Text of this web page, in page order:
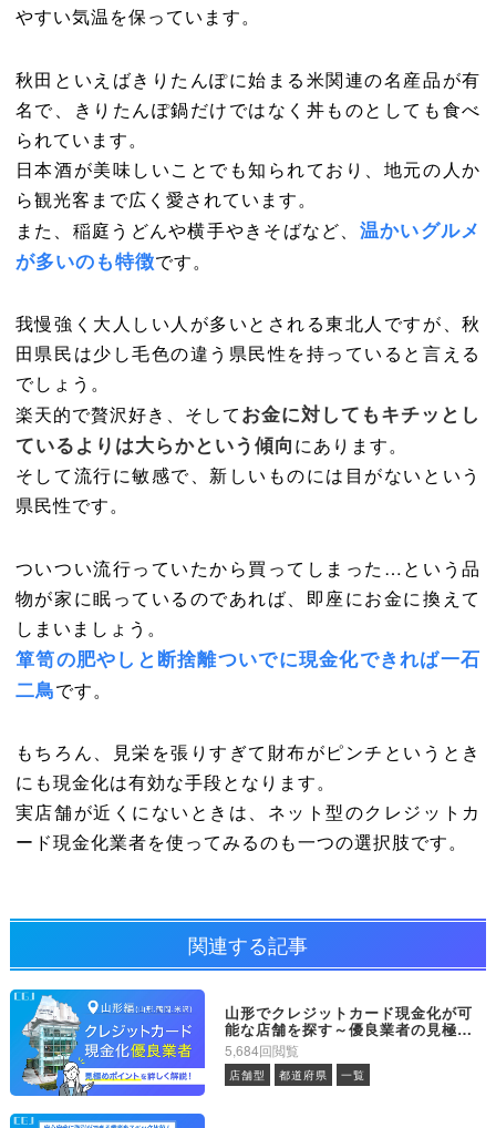
やすい気温を保っています。
秋田といえばきりたんぽに始まる米関連の名産品が有
名で、きりたんぽ鍋だけではなく丼ものとしても食べ
られています。
日本酒が美味しいことでも知られており、地元の人か
ら観光客まで広く愛されています。
また、稲庭うどんや横手やきそばなど、 温かいグルメ
が多いのも特徴です。
我慢強く大人しい人が多いとされる東北人ですが、秋
田県民は少し毛色の違う県民性を持っていると言える
でしょう。
楽天的で贅沢好き、そしてお金に対してもキチッとし
ているよりは大らかという傾向にあります。
そして流行に敏感で、新しいものには目がないという
県民性です。
ついつい流行っていたから買ってしまった…という品
物が家に眠っているのであれば、即座にお金に換えて
しまいましょう。
箪笥の肥やしと断捨離ついでに現金化できれば一石
二鳥です。
もちろん、見栄を張りすぎて財布がピンチというとき
にも現金化は有効な手段となります。
実店舗が近くにないときは、ネット型のクレジットカ
ード現金化業者を使ってみるのも一つの選択肢です。
関連する記事
山形でクレジットカード現金化が可
能な店舗を探す～優良業者の見極め
方とは
5,684回閲覧
店舗型 都道府県 一覧